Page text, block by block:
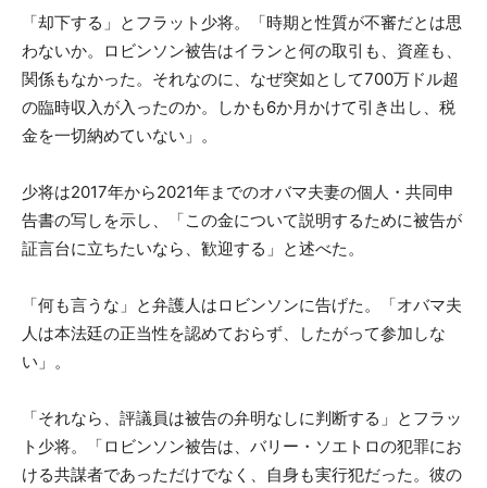
「却下する」とフラット少将。「時期と性質が不審だとは思
わないか。ロビンソン被告はイランと何の取引も、資産も、
関係もなかった。それなのに、なぜ突如として700万ドル超
の臨時収入が入ったのか。しかも6か月かけて引き出し、税
金を一切納めていない」。
少将は2017年から2021年までのオバマ夫妻の個人・共同申
告書の写しを示し、「この金について説明するために被告が
証言台に立ちたいなら、歓迎する」と述べた。
「何も言うな」と弁護人はロビンソンに告げた。「オバマ夫
人は本法廷の正当性を認めておらず、したがって参加しな
い」。
「それなら、評議員は被告の弁明なしに判断する」とフラッ
ト少将。「ロビンソン被告は、バリー・ソエトロの犯罪にお
ける共謀者であっただけでなく、自身も実行犯だった。彼の